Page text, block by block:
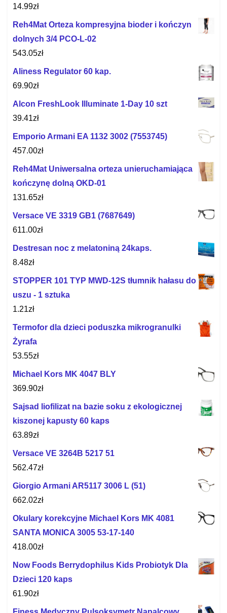
14.99zł
Reh4Mat Orteza kompresyjna bioder i kończyn
dolnych 3/4 PCO-L-02
543.05zł
Aliness Regulator 60 kap.
69.90zł
Alcon FreshLook Illuminate 1-Day 10 szt
39.41zł
Emporio Armani EA 1132 3002 (7553745)
457.00zł
Reh4Mat Uniwersalna orteza unieruchamiająca
kończynę dolną OKD-01
131.65zł
Versace VE 3319 GB1 (7687649)
611.00zł
Destresan noc z melatoniną 24kaps.
8.48zł
STOPPER 101 TYP MWD-12S tłumnik hałasu do
uszu - 1 sztuka
1.21zł
Termofor dla dzieci poduszka mikrogranulki
Żyrafa
53.55zł
Michael Kors MK 4047 BLY
369.90zł
Sajsad liofilizat na bazie soku z ekologicznej
kiszonej kapusty 60 kaps
63.89zł
Versace VE 3264B 5217 51
562.47zł
Giorgio Armani AR5117 3006 L (51)
662.02zł
Okulary korekcyjne Michael Kors MK 4081
SANTA MONICA 3005 53-17-140
418.00zł
Now Foods Berrydophilus Kids Probiotyk Dla
Dzieci 120 kaps
61.90zł